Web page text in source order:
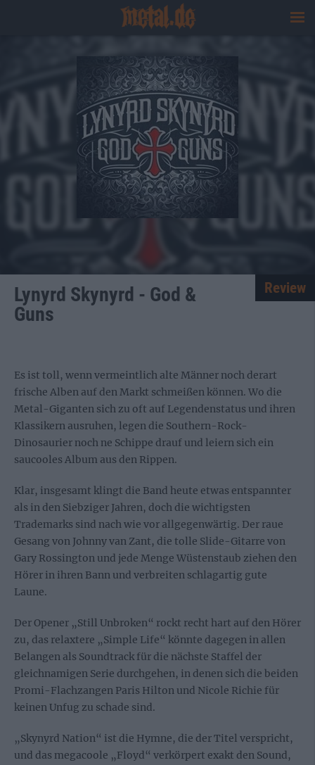
Lynyrd Skynyrd - God &
Guns
Review
Es ist toll, wenn vermeintlich alte Männer noch derart
frische Alben auf den Markt schmeißen können. Wo die
Metal-Giganten sich zu oft auf Legendenstatus und ihren
Klassikern ausruhen, legen die Southern-Rock-
Dinosaurier noch ne Schippe drauf und leiern sich ein
saucooles Album aus den Rippen.
Klar, insgesamt klingt die Band heute etwas entspannter
als in den Siebziger Jahren, doch die wichtigsten
Trademarks sind nach wie vor allgegenwärtig. Der raue
Gesang von Johnny van Zant, die tolle Slide-Gitarre von
Gary Rossington und jede Menge Wüstenstaub ziehen den
Hörer in ihren Bann und verbreiten schlagartig gute
Laune.
Der Opener „Still Unbroken“ rockt recht hart auf den Hörer
zu, das relaxtere „Simple Life“ könnte dagegen in allen
Belangen als Soundtrack für die nächste Staffel der
gleichnamigen Serie durchgehen, in denen sich die beiden
Promi-Flachzangen Paris Hilton und Nicole Richie für
keinen Unfug zu schade sind.
„Skynyrd Nation“ ist die Hymne, die der Titel verspricht,
und das megacoole „Floyd“ verkörpert exakt den Sound,